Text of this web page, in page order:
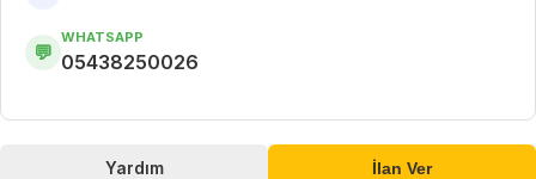
💬
WHATSAPP
05438250026
Yardım İlan Ver